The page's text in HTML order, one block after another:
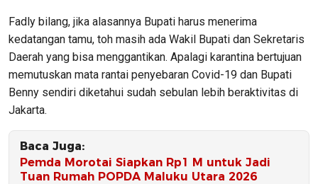
Fadly bilang, jika alasannya Bupati harus menerima
kedatangan tamu, toh masih ada Wakil Bupati dan Sekretaris
Daerah yang bisa menggantikan. Apalagi karantina bertujuan
memutuskan mata rantai penyebaran Covid-19 dan Bupati
Benny sendiri diketahui sudah sebulan lebih beraktivitas di
Jakarta.
Baca Juga:
​Pemda Morotai Siapkan Rp1 M untuk Jadi
Tuan Rumah POPDA Maluku Utara 2026